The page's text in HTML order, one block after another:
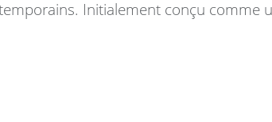
Initialement conçu comme